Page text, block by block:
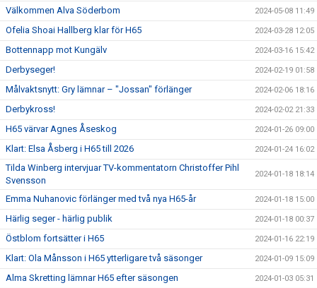
Välkommen Alva Söderbom 2024-05-08 11:49
Ofelia Shoai Hallberg klar för H65 2024-03-28 12:05
Bottennapp mot Kungälv 2024-03-16 15:42
Derbyseger! 2024-02-19 01:58
Målvaktsnytt: Gry lämnar – "Jossan" förlänger 2024-02-06 18:16
Derbykross! 2024-02-02 21:33
H65 värvar Agnes Åseskog 2024-01-26 09:00
Klart: Elsa Åsberg i H65 till 2026 2024-01-24 16:02
Tilda Winberg intervjuar TV-kommentatorn Christoffer Pihl
Svensson
2024-01-18 18:14
Emma Nuhanovic förlänger med två nya H65-år 2024-01-18 15:00
Härlig seger - härlig publik 2024-01-18 00:37
Östblom fortsätter i H65 2024-01-16 22:19
Klart: Ola Månsson i H65 ytterligare två säsonger 2024-01-09 15:09
Alma Skretting lämnar H65 efter säsongen 2024-01-03 05:31